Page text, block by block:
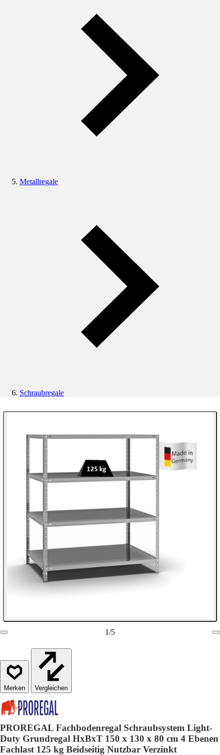
Metallregale
Schraubregale
1/5
Vergleichen
PROREGAL Fachbodenregal Schraubsystem Light-
Duty Grundregal HxBxT 150 x 130 x 80 cm 4 Ebenen
Fachlast 125 kg Beidseitig Nutzbar Verzinkt